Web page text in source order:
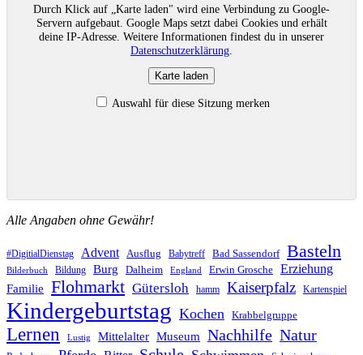
Durch Klick auf „Karte laden" wird eine Verbindung zu Google-
Servern aufgebaut. Google Maps setzt dabei Cookies und erhält
deine IP-Adresse. Weitere Informationen findest du in unserer
Datenschutzerklärung
Karte laden
Auswahl für diese Sitzung merken
Alle Angaben ohne Gewähr!
#DigitialDienstag Advent Ausflug Babytreff Bad Sassendorf Basteln
Bilderbuch Bildung Burg Dalheim England Erwin Grosche Erziehung
Familie Flohmarkt Gütersloh hamm Kaiserpfalz Kartenspiel
Kindergeburtstag Kochen Krabbelgruppe
Lernen Lustig Mittelalter Museum Nachhilfe Natur